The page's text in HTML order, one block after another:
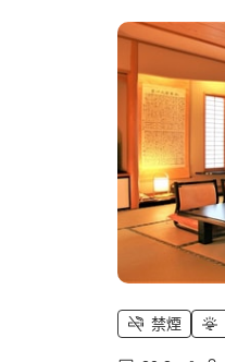
禁煙